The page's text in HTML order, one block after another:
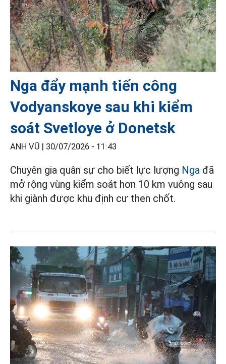
Nga đẩy mạnh tiến công
Vodyanskoye sau khi kiểm
soát Svetloye ở Donetsk
ANH VŨ | 30/07/2026 - 11:43
Chuyên gia quân sự cho biết lực lượng Nga đã
mở rộng vùng kiểm soát hơn 10 km vuông sau
khi giành được khu định cư then chốt.